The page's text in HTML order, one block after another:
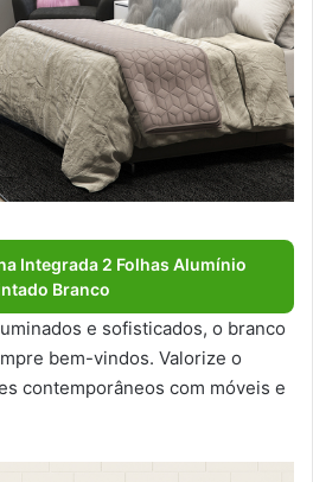
Integrada 2 Folhas Alumínio
Branco
e sofisticados, o branco
bem-vindos. Valorize o
contemporâneos com móveis e